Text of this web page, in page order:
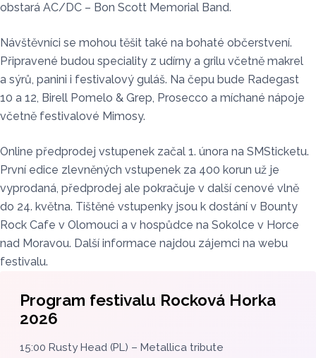
obstará AC/DC – Bon Scott Memorial Band.
Návštěvníci se mohou těšit také na bohaté občerstvení.
Připravené budou speciality z udírny a grilu včetně makrel
a sýrů, panini i festivalový guláš. Na čepu bude Radegast
10 a 12, Birell Pomelo & Grep, Prosecco a míchané nápoje
včetně festivalové Mimosy.
Online předprodej vstupenek začal 1. února na SMSticketu.
První edice zlevněných vstupenek za 400 korun už je
vyprodaná, předprodej ale pokračuje v další cenové vlně
do 24. května. Tištěné vstupenky jsou k dostání v Bounty
Rock Cafe v Olomouci a v hospůdce na Sokolce v Horce
nad Moravou. Další informace najdou zájemci na webu
festivalu.
Program festivalu Rocková Horka
2026
15:00 Rusty Head (PL) – Metallica tribute